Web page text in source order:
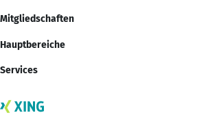
Mitgliedschaften
Hauptbereiche
Services